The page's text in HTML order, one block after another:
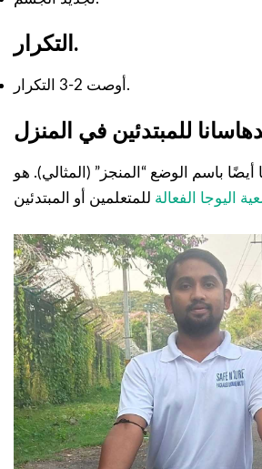
التكرار.
أوصت 2-3 التكرار.
أيضًا باسم الوضع “المنجز” (المثالي). هو
اليوجا الفعالة